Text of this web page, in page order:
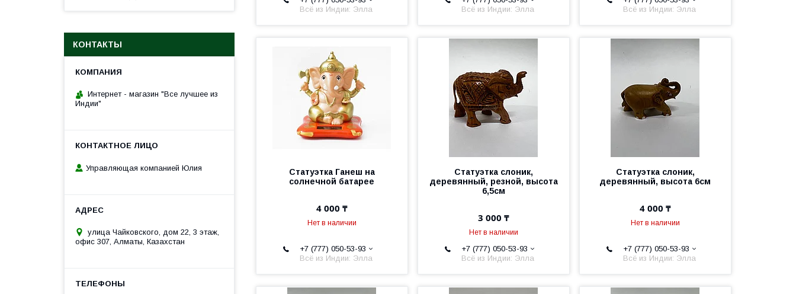
Всё из Индии: Элла
Всё из Индии: Элла
Всё из Индии: Элла
Статуэтка Ганеш на
солнечной батарее
4 000 ₸
Нет в наличии
+7 (777) 050-53-93
Всё из Индии: Элла
Статуэтка слоник,
деревянный, резной, высота
6,5см
3 000 ₸
Нет в наличии
+7 (777) 050-53-93
Всё из Индии: Элла
Статуэтка слоник,
деревянный, высота 6см
4 000 ₸
Нет в наличии
+7 (777) 050-53-93
Всё из Индии: Элла
КОНТАКТЫ
Интернет - магазин "Все лучшее из
Индии"
Управляющая компанией Юлия
улица Чайковского, дом 22, 3 этаж,
офис 307, Алматы, Казахстан